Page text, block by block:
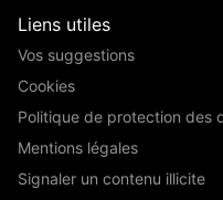
Liens utiles
Vos suggestions
Cookies
Politique de protection des
Mentions légales
Signaler un contenu illicite